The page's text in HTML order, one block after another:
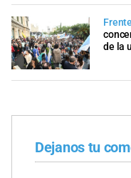
de la
Dejanos tu